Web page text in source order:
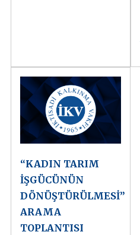
“KADIN TARIM
İŞGÜCÜNÜN
DÖNÜŞTÜRÜLMESİ”
ARAMA
TOPLANTISI